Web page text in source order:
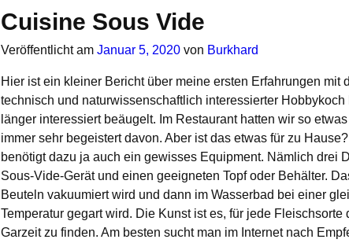
Cuisine Sous Vide
Veröffentlicht am Januar 5, 2020 von Burkhard
Hier ist ein kleiner Bericht über meine ersten Erfahrungen mit
technisch und naturwissenschaftlich interessierter
länger interessiert beäugelt. Im Restaurant hatten wir so
immer sehr begeistert davon. Aber ist das etwas für zu
benötigt dazu ja auch ein gewisses Equipment. Nämlich drei
Sous-Vide-Gerät und einen geeigneten Topf oder Behälter.
Beuteln vakuumiert wird und dann im Wasserbad bei einer
Temperatur gegart wird. Die Kunst ist es, für jede Fleischsorte
Garzeit zu finden. Am besten sucht man im Internet nach